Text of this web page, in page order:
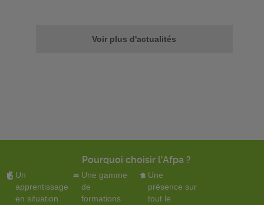
Voir plus d'actualités
Pourquoi choisir l'Afpa ?
Un
apprentissage
en situation
Une gamme
de
formations
Une
présence sur
tout le